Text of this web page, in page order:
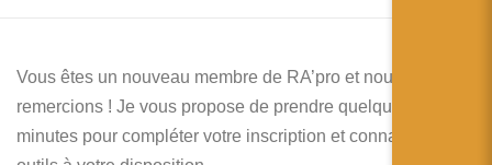
English
Français
Vous êtes un nouveau membre de RA’pro et nous vous en
remercions ! Je vous propose de prendre quelques
minutes pour compléter votre inscription et connaitre les